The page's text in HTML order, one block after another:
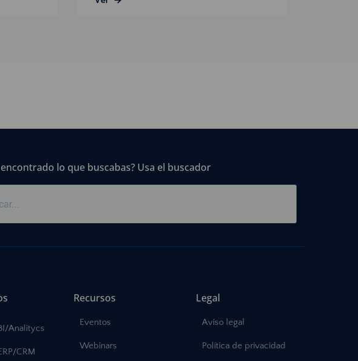
lo que buscabas? Usa el buscador
Analitycs
CRM
Recursos
Eventos
Webinars
Legal
Aviso legal
Política de privacidad